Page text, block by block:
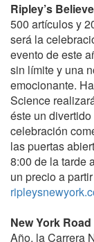
Ripley’s
500 artículos y
será la
evento de este
sin límite y una
emocionante.
Science
éste un
celebración
las puertas
8:00 de la tarde
un precio a
New York
Año, la Carrera